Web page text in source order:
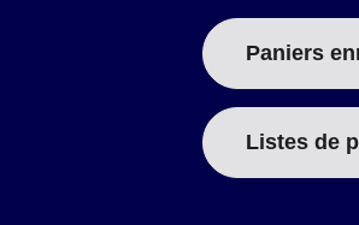
Paniers
Listes de